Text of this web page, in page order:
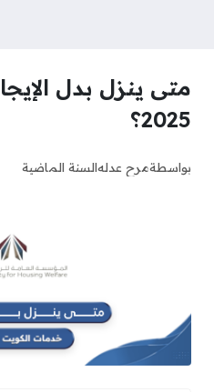
متى ينزل بدل
2025؟
بواسطةمرح عدلهالسنة الماضية